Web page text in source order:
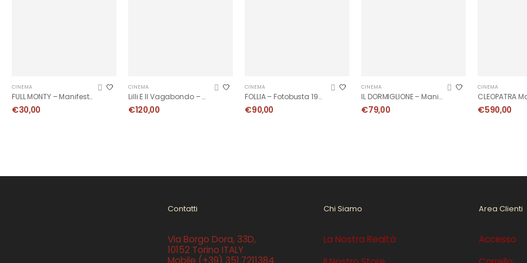
CINEMA
FULL MONTY – Manifesto 1997
€30,00
CINEMA
Lilli E Il Vagabondo – MANIFESTO
€120,00
CINEMA
FOLLIA – Fotobusta 1955
€90,00
CINEMA
IL DORMIGLIONE – Manifesto 1973
€79,00
CINEMA
€590,00
Contatti
Via Borgo Dora, 33D,
10152 Torino ITALY
Mobile (+39) 351.7211384
Chi Siamo
La Nostra Realtà
Area Clienti
Accesso